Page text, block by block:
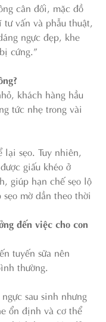
cân đối, mặc đồ
vấn và phẫu thuật,
ngực đẹp, khe
cứng.”
khách hàng hầu
tức nhẹ trong vài
sẹo. Tuy nhiên,
giấu khéo ở
giúp hạn chế sẹo lộ
mờ dần theo thời
đến việc cho con
tuyến sữa nên
thường.
sau sinh nhưng
ổn định và cơ thể